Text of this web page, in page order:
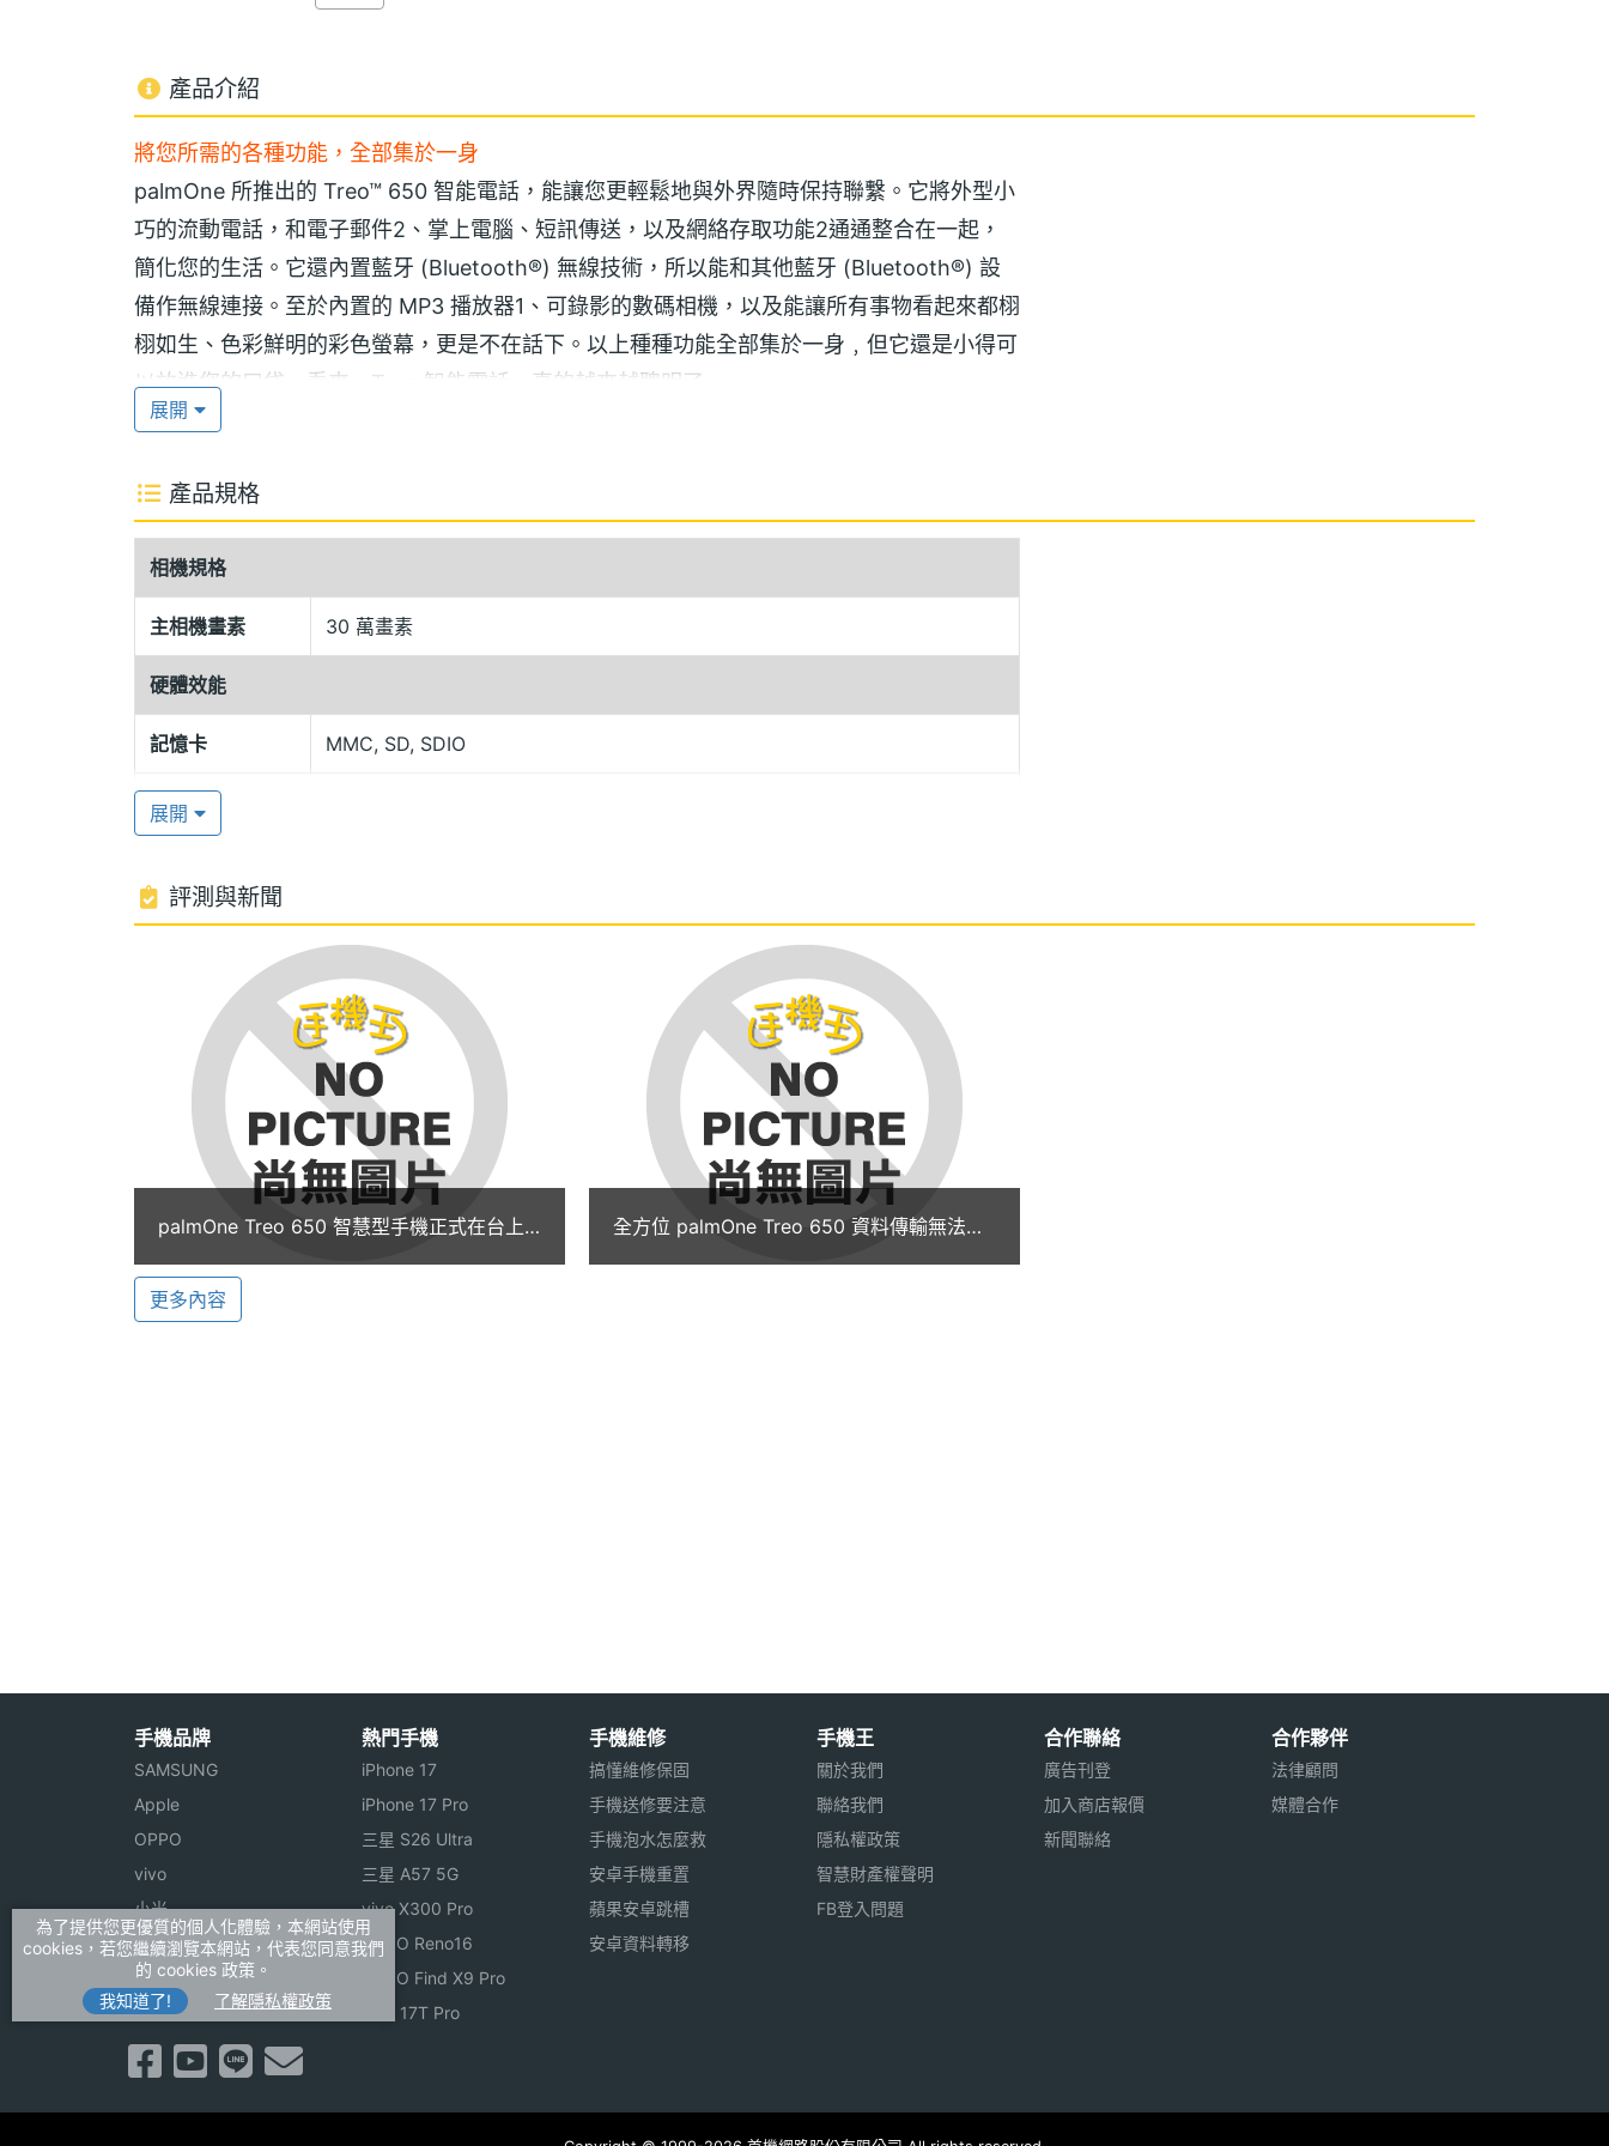
產品介紹
將您所需的各種功能，全部集於一身
palmOne 所推出的 Treo™ 650 智能電話，能讓您更輕鬆地與外界隨時保持聯繫。它將外型小
巧的流動電話，和電子郵件2、掌上電腦、短訊傳送，以及網絡存取功能2通通整合在一起，
簡化您的生活。它還內置藍牙 (Bluetooth®) 無線技術，所以能和其他藍牙 (Bluetooth®) 設
備作無線連接。至於內置的 MP3 播放器1、可錄影的數碼相機，以及能讓所有事物看起來都栩
栩如生、色彩鮮明的彩色螢幕，更是不在話下。以上種種功能全部集於一身﹐但它還是小得可
以放進您的口袋。看來，Treo 智能電話，真的越來越聰明了。
Treo 650 智能電話，看起就和一般流動電話無異，但它的功能絕對不只如此。您可以將數千
項公私電話號碼隨身帶著走，且只要在連絡人名單中按姓名尋找，即可撥打電話。您也可以利
用全功能的 QWERTY 標準電腦鍵盤，輕鬆輸入姓名或電話號碼。還有螢幕撥號鍵盤可以使
用。擴音聽筒、速撥功能、多方通話、通話紀錄，還有來電顯示等功能，都能幫助您更輕鬆地
管理所有通話。它是一部四頻的 GSM 全球流動電話。
利用無線電子郵件2，隨時與外界保持聯繫
遍的桌上電子郵件用戶端﹑ IMAP 或 POP3。檢視照片、HTML，甚至是原始格式的
Microsoft Word、Excel，以及 PowerPoint 附件檔案4。若貴公司使用的是 Microsoft
Exchange，您一定會感激它內置的 Microsoft Exchange ActiveSync®，因為它能讓您直接
進行企業電子郵件及行事曆同步化5。此外﹐以它的內置文字和照片短訊傳送功能﹐讓您在同
一個寄件匣內收發文字﹑照片以及影片。您更可在聊天式串列中看到完整的對話內容。
好好安排您的個人世界
Treo™ 650 智能電話，配備行事曆、連絡人、工作，以及記事本等功能，可將您的公私生活資
料，全部集中管理，有條不紊。您的行事曆和連絡人資料，可以和桌上電腦隨時同步化，確保
資料的時效性。此外，如果您已經擁有 Palm Powered™ 掌上電腦或智能電話，您也可以將舊
機器裡的資料，輕鬆轉換到新的產品上 – 只要一個按鈕即可。更棒的是，市面上已有數千種專
為 Palm Powered™ 產品打造的應用軟件，您可以自由選擇，擴充 Treo 智能電話的功能。
使用互聯網
電子郵件或照片短訊傳送功能2，立即和朋友分享。此外﹐透過多媒體/SD 擴充卡插槽﹐您可
輸入更多照片﹑音樂﹑電子書﹑遊戲和記憶體等。
可連接藍牙 (Bluetooth®) 無線設備
不論使用耳機通話，或是和桌上電腦6進行同步化，都可無線操作了。您也可以把您的Treo
650與無線的藍牙車用套件一起使用。有了 Treo™ 650 智能電話，即可輕鬆連接藍牙相容的
Bluetooth® 無線設備。
更勝於 palmOne Treo 600 的一切
palmOne Treo 650 是 palmOne Treo 600 的升級版，當然有更優質的內在提升。
1. 藍牙無線科技，讓 palmOne Treo 650 輕易地與其它藍牙設備連接。
展開
產品規格
相機規格
主相機畫素 30 萬畫素
硬體效能
記憶卡 MMC, SD, SDIO
多媒體資訊
音樂播放器 MP3
鈴聲種類 MIDI
主螢幕色彩 65536 色
展開
評測與新聞
palmOne Treo 650 智慧型手機正式在台上
全方位 palmOne Treo 650 資料傳輸無法
更多內容
手機品牌
SAMSUNG
Apple
OPPO
vivo
小米
ASUS
Sony
realme
熱門手機
iPhone 17
iPhone 17 Pro
三星 S26 Ultra
三星 A57 5G
vivo X300 Pro
OPPO Reno16
OPPO Find X9 Pro
小米 17T Pro
手機維修
搞懂維修保固
手機送修要注意
手機泡水怎麼救
安卓手機重置
蘋果安卓跳槽
安卓資料轉移
手機王
關於我們
聯絡我們
隱私權政策
智慧財產權聲明
FB登入問題
合作聯絡
廣告刊登
加入商店報價
新聞聯絡
合作夥伴
法律顧問
媒體合作
為了提供您更優質的個人化體驗，本網站使用
cookies，若您繼續瀏覽本網站，代表您同意我們
的 cookies 政策。
我知道了!
了解隱私權政策